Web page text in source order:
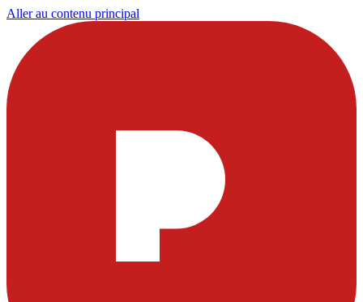
Aller au contenu principal